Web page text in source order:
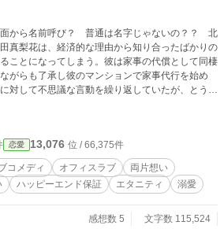
面から名前呼び？ 普通は名字じゃないの？？ 北
真梨花は、経済的な理由から知り合ったばかりの
ことになってしまう。彼は家事の代償として同棲
がらも了承し彼のマンションで家事代行を始め
対して不思議な言動を繰り返していたが、とうと
た。「やっと気が付いたの？ まりかちゃん」彼
に押し倒し――。○強がりなくせに鈍いところの
結ばれるシンデレラ・ストーリー。○第15回恋愛
しよろしければ応援お願いいたします。
恋愛 13,076 位 / 66,375件
コメディ オフィスラブ
両片想い
ハッピーエンド保証 エタニティ 溺愛
感想数 5 文字数 115,524